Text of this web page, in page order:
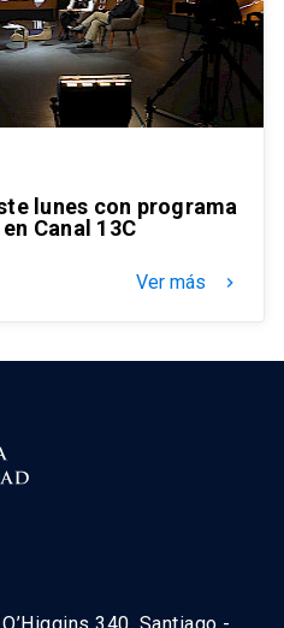
lunes con programa
Canal 13C
Ver más keyboard_arrow_right